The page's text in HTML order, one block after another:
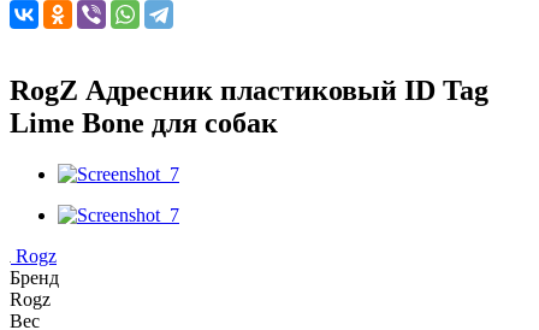
RogZ Адресник пластиковый ID Tag
Lime Bone для собак
Rogz
Бренд
Rogz
Вес